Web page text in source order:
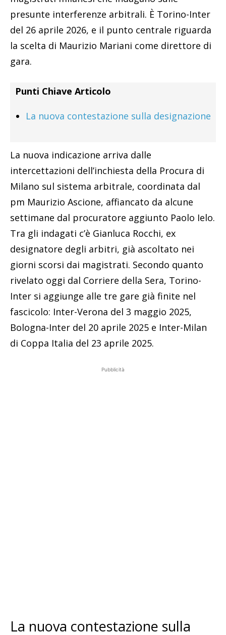
presunte interferenze arbitrali. È Torino-Inter
del 26 aprile 2026, e il punto centrale riguarda
la scelta di Maurizio Mariani come direttore di
gara.
Punti Chiave Articolo
La nuova contestazione sulla designazione
La nuova indicazione arriva dalle
intercettazioni dell’inchiesta della Procura di
Milano sul sistema arbitrale, coordinata dal
pm Maurizio Ascione, affiancato da alcune
settimane dal procuratore aggiunto Paolo Ielo.
Tra gli indagati c’è Gianluca Rocchi, ex
designatore degli arbitri, già ascoltato nei
giorni scorsi dai magistrati. Secondo quanto
rivelato oggi dal Corriere della Sera, Torino-
Inter si aggiunge alle tre gare già finite nel
fascicolo: Inter-Verona del 3 maggio 2025,
Bologna-Inter del 20 aprile 2025 e Inter-Milan
di Coppa Italia del 23 aprile 2025.
Pubblicità
La nuova contestazione sulla